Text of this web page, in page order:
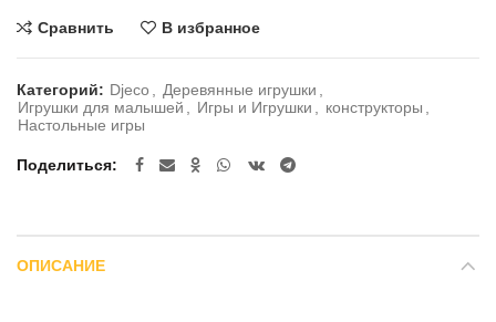
Сравнить В избранное
Категорий: Djeco Деревянные игрушки
Игрушки для малышей
Игры и Игрушки конструкторы
Настольные игры
Поделиться
ОПИСАНИЕ